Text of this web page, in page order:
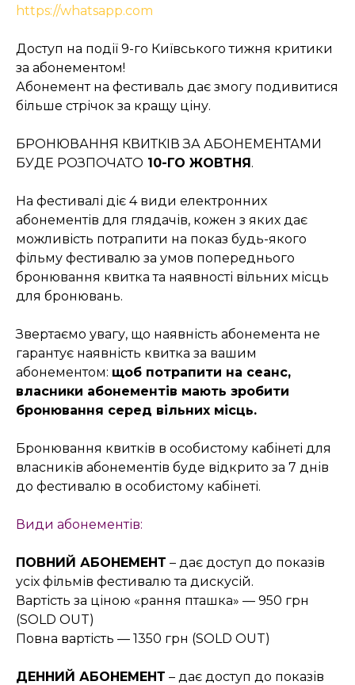
https://whatsapp.com
Доступ на події 9-го Київського тижня критики
за абонементом!
Абонемент на фестиваль дає змогу подивитися
більше стрічок за кращу ціну.
БРОНЮВАННЯ КВИТКІВ ЗА АБОНЕМЕНТАМИ
БУДЕ РОЗПОЧАТО 10-ГО ЖОВТНЯ.
На фестивалі діє 4 види електронних
абонементів для глядачів, кожен з яких дає
можливість потрапити на показ будь-якого
фільму фестивалю за умов попереднього
бронювання квитка та наявності вільних місць
для бронювань.
Звертаємо увагу, що наявність абонемента не
гарантує наявність квитка за вашим
абонементом: щоб потрапити на сеанс,
власники абонементів мають зробити
бронювання серед вільних місць.
Бронювання квитків в особистому кабінеті для
власників абонементів буде відкрито за 7 днів
до фестивалю в особистому кабінеті.
Види абонементів:
ПОВНИЙ АБОНЕМЕНТ – дає доступ до показів
усіх фільмів фестивалю та дискусій.
Вартість за ціною «рання пташка» — 950 грн
(SOLD OUT)
Повна вартість — 1350 грн (SOLD OUT)
ДЕННИЙ АБОНЕМЕНТ – дає доступ до показів